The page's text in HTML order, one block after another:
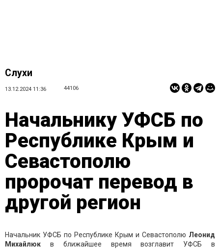
Слухи
13.12.2024 11:36 44106
Начальнику УФСБ по
Республике Крым и
Севастополю
пророчат перевод в
другой регион
Начальник УФСБ по Республике Крым и Севастополю Леонид
Михайлюк в ближайшее время возглавит УФСБ в